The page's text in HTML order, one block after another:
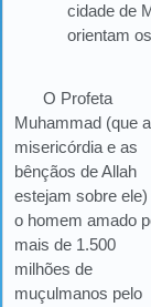
cidade de
orientam
O Profeta
Muhammad (que a
misericórdia e as
bênçãos de Allah
estejam sobre ele)
o homem amado
mais de 1.500
milhões de
muçulmanos pelo